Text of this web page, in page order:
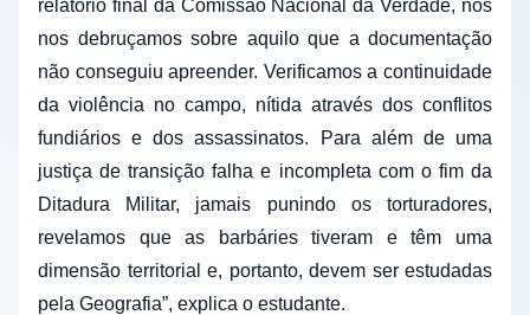
relatório final da Comissão Nacional da Verdade, nós
nos debruçamos sobre aquilo que a documentação
não conseguiu apreender. Verificamos a continuidade
da violência no campo, nítida através dos conflitos
fundiários e dos assassinatos. Para além de uma
justiça de transição falha e incompleta com o fim da
Ditadura Militar, jamais punindo os torturadores,
revelamos que as barbáries tiveram e têm uma
dimensão territorial e, portanto, devem ser estudadas
pela Geografia”, explica o estudante.